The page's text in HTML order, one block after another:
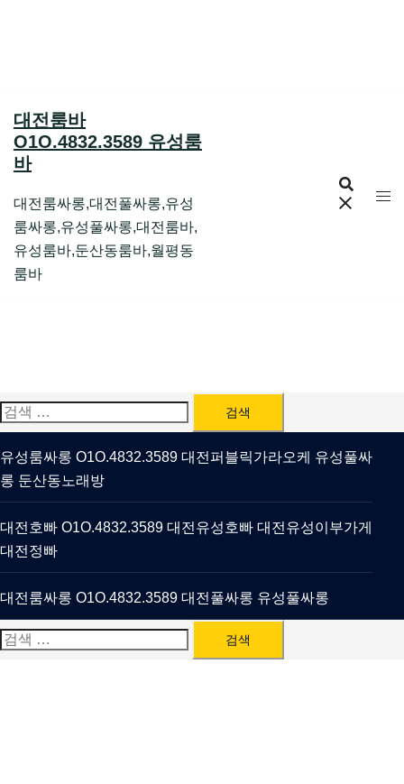
대전룸바
O1O.4832.3589 유성룸
바
대전룸싸롱,대전풀싸롱,유성
룸싸롱,유성풀싸롱,대전룸바,
유성룸바,둔산동룸바,월평동
룸바
검
색:
유성룸싸롱 O1O.4832.3589 대전퍼블릭가라오케 유성풀싸
롱 둔산동노래방
대전호빠 O1O.4832.3589 대전유성호빠 대전유성이부가게
대전정빠
대전룸싸롱 O1O.4832.3589 대전풀싸롱 유성풀싸롱
검